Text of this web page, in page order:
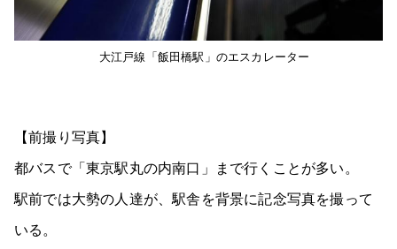
大江戸線「飯田橋駅」のエスカレーター
【前撮り写真】
都バスで「東京駅丸の内南口」まで行くことが多い。
駅前では大勢の人達が、駅舎を背景に記念写真を撮って
いる。